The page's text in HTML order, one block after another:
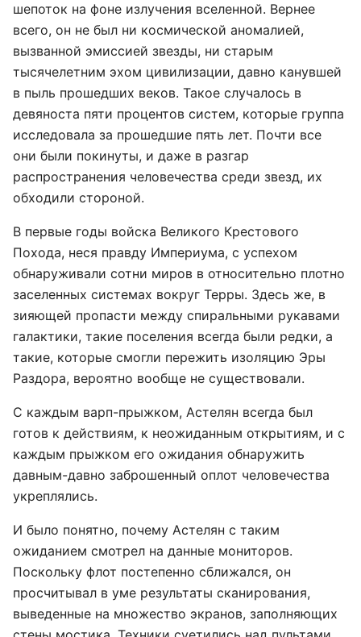
шепоток на фоне излучения вселенной. Вернее
всего, он не был ни космической аномалией,
вызванной эмиссией звезды, ни старым
тысячелетним эхом цивилизации, давно канувшей
в пыль прошедших веков. Такое случалось в
девяноста пяти процентов систем, которые группа
исследовала за прошедшие пять лет. Почти все
они были покинуты, и даже в разгар
распространения человечества среди звезд, их
обходили стороной.
В первые годы войска Великого Крестового
Похода, неся правду Империума, с успехом
обнаруживали сотни миров в относительно плотно
заселенных системах вокруг Терры. Здесь же, в
зияющей пропасти между спиральными рукавами
галактики, такие поселения всегда были редки, а
такие, которые смогли пережить изоляцию Эры
Раздора, вероятно вообще не существовали.
С каждым варп-прыжком, Астелян всегда был
готов к действиям, к неожиданным открытиям, и с
каждым прыжком его ожидания обнаружить
давным-давно заброшенный оплот человечества
укреплялись.
И было понятно, почему Астелян с таким
ожиданием смотрел на данные мониторов.
Поскольку флот постепенно сближался, он
просчитывал в уме результаты сканирования,
выведенные на множество экранов, заполняющих